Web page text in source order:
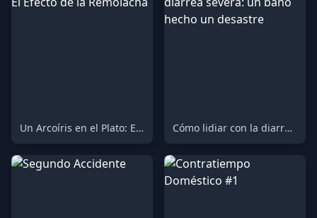
Un Arcoíris en el Plato: El Efecto de la Remolacha Cómo lidiar con la diarrea severa: un baño hecho un desastre